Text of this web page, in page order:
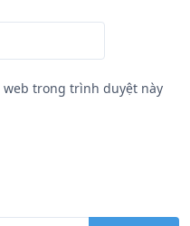
trong trình duyệt này